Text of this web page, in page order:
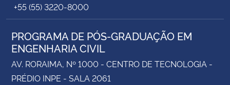
+55 (55) 3220-8000
PROGRAMA DE PÓS-GRADUAÇÃO EM
ENGENHARIA CIVIL
AV. RORAIMA, Nº 1000 - CENTRO DE TECNOLOGIA -
PRÉDIO INPE - SALA 2061